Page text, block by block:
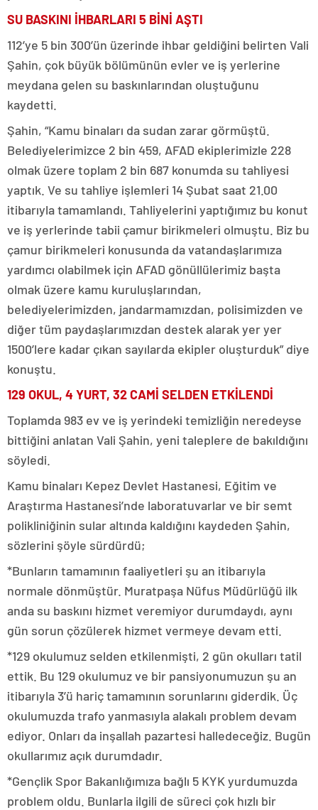
SU BASKINI İHBARLARI 5 BİNİ AŞTI
112’ye 5 bin 300’ün üzerinde ihbar geldiğini belirten Vali
Şahin, çok büyük bölümünün evler ve iş yerlerine
meydana gelen su baskınlarından oluştuğunu
kaydetti.
Şahin, “Kamu binaları da sudan zarar görmüştü.
Belediyelerimizce 2 bin 459, AFAD ekiplerimizle 228
olmak üzere toplam 2 bin 687 konumda su tahliyesi
yaptık. Ve su tahliye işlemleri 14 Şubat saat 21.00
itibarıyla tamamlandı. Tahliyelerini yaptığımız bu konut
ve iş yerlerinde tabii çamur birikmeleri olmuştu. Biz bu
çamur birikmeleri konusunda da vatandaşlarımıza
yardımcı olabilmek için AFAD gönüllülerimiz başta
olmak üzere kamu kuruluşlarından,
belediyelerimizden, jandarmamızdan, polisimizden ve
diğer tüm paydaşlarımızdan destek alarak yer yer
1500’lere kadar çıkan sayılarda ekipler oluşturduk” diye
konuştu.
129 OKUL, 4 YURT, 32 CAMİ SELDEN ETKİLENDİ
Toplamda 983 ev ve iş yerindeki temizliğin neredeyse
bittiğini anlatan Vali Şahin, yeni taleplere de bakıldığını
söyledi.
Kamu binaları Kepez Devlet Hastanesi, Eğitim ve
Araştırma Hastanesi’nde laboratuvarlar ve bir semt
polikliniğinin sular altında kaldığını kaydeden Şahin,
sözlerini şöyle sürdürdü;
*Bunların tamamının faaliyetleri şu an itibarıyla
normale dönmüştür. Muratpaşa Nüfus Müdürlüğü ilk
anda su baskını hizmet veremiyor durumdaydı, aynı
gün sorun çözülerek hizmet vermeye devam etti.
*129 okulumuz selden etkilenmişti, 2 gün okulları tatil
ettik. Bu 129 okulumuz ve bir pansiyonumuzun şu an
itibarıyla 3’ü hariç tamamının sorunlarını giderdik. Üç
okulumuzda trafo yanmasıyla alakalı problem devam
ediyor. Onları da inşallah pazartesi halledeceğiz. Bugün
okullarımız açık durumdadır.
*Gençlik Spor Bakanlığımıza bağlı 5 KYK yurdumuzda
problem oldu. Bunlarla ilgili de süreci çok hızlı bir